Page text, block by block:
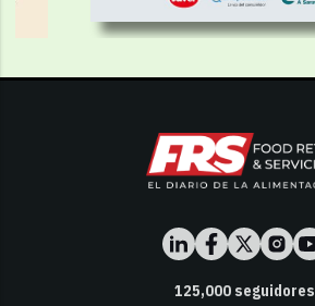
125,000seguidores